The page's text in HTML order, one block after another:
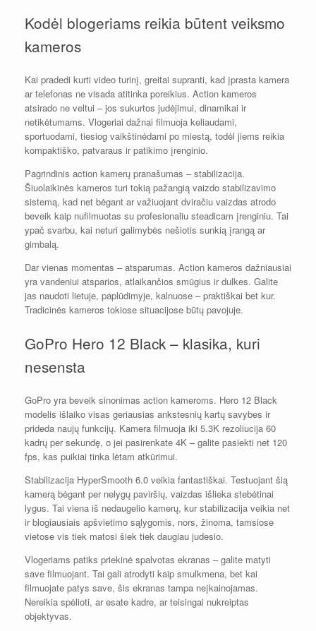
Kodėl blogeriams reikia būtent veiksmo
kameros
Kai pradedi kurti video turinį, greitai supranti, kad įprasta kamera
ar telefonas ne visada atitinka poreikius. Action kameros
atsirado ne veltui – jos sukurtos judėjimui, dinamikai ir
netikėtumams. Vlogeriai dažnai filmuoja keliaudami,
sportuodami, tiesiog vaikštinėdami po miestą, todėl jiems reikia
kompaktiško, patvaraus ir patikimo įrenginio.
Pagrindinis action kamerų pranašumas – stabilizacija.
Šiuolaikinės kameros turi tokią pažangią vaizdo stabilizavimo
sistemą, kad net bėgant ar važiuojant dviračiu vaizdas atrodo
beveik kaip nufilmuotas su profesionaliu steadicam įrenginiu. Tai
ypač svarbu, kai neturi galimybės nešiotis sunkią įrangą ar
gimbalą.
Dar vienas momentas – atsparumas. Action kameros dažniausiai
yra vandeniui atsparios, atlaikančios smūgius ir dulkes. Galite
jas naudoti lietuje, paplūdimyje, kalnuose – praktiškai bet kur.
Tradicinės kameros tokiose situacijose būtų pavojuje.
GoPro Hero 12 Black – klasika, kuri
nesensta
GoPro yra beveik sinonimas action kameroms. Hero 12 Black
modelis išlaiko visas geriausias ankstesnių kartų savybes ir
prideda naujų funkcijų. Kamera filmuoja iki 5.3K rezoliucija 60
kadrų per sekundę, o jei pasirenkate 4K – galite pasiekti net 120
fps, kas puikiai tinka lėtam atkūrimui.
Stabilizacija HyperSmooth 6.0 veikia fantastiškai. Testuojant šią
kamerą bėgant per nelygų paviršių, vaizdas išlieka stebėtinai
lygus. Tai viena iš nedaugelio kamerų, kur stabilizacija veikia net
ir blogiausiais apšvietimo sąlygomis, nors, žinoma, tamsiose
vietose vis tiek matosi šiek tiek daugiau judesio.
Vlogeriams patiks priekinė spalvotas ekranas – galite matyti
save filmuojant. Tai gali atrodyti kaip smulkmena, bet kai
filmuojate patys save, šis ekranas tampa neįkainojamas.
Nereikia spėlioti, ar esate kadre, ar teisingai nukreiptas
objektyvas.